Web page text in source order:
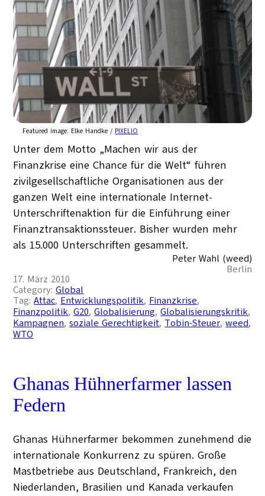
Featured image: Elke Handke / PIXELIO
Unter dem Motto „Machen wir aus der
Finanzkrise eine Chance für die Welt“ führen
zivilgesellschaftliche Organisationen aus der
ganzen Welt eine internationale Internet-
Unterschriftenaktion für die Einführung einer
Finanztransaktionssteuer. Bisher wurden mehr
als 15.000 Unterschriften gesammelt.
Peter Wahl (weed)
Berlin
17. März 2010
Category:Global
Tag:Attac, Entwicklungspolitik, Finanzkrise
Finanzpolitik, G20, Globalisierung, Globalisierungskritik
Kampagnen, soziale Gerechtigkeit, Tobin-Steuer, weed
WTO
Ghanas Hühnerfarmer lassen
Federn
Ghanas Hühnerfarmer bekommen zunehmend die
internationale Konkurrenz zu spüren. Große
Mastbetriebe aus Deutschland, Frankreich, den
Niederlanden, Brasilien und Kanada verkaufen